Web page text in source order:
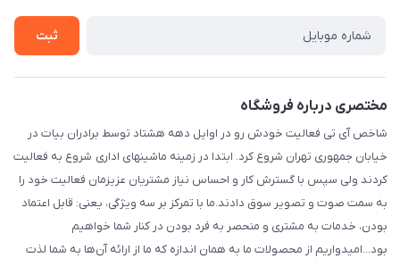
ثبت
مختصری درباره فروشگاه
شاخص آی تی فعالیت خودش رو در اوایل دهه هشتاد توسط برادران بیات در
خیابان جمهوری تهران شروع کرد. ابتدا در زمینه ماشینهای اداری شروع به فعالیت
کردند ولی سپس با گسترش کار و احساس نیاز مشتریان عزیزمان فعالیت خود را
به سمت صوت و تصویر سوق دادند.ما با تمرکز بر سه ویژگی، یعنی: قابل اعتماد
بودن، خدمات به مشتری و منحصر به فرد بودن در کنار شما خواهیم
بود...امیدواریم از محصولات ما به همان اندازه که ما از ارائه آن‌ها به شما لذت